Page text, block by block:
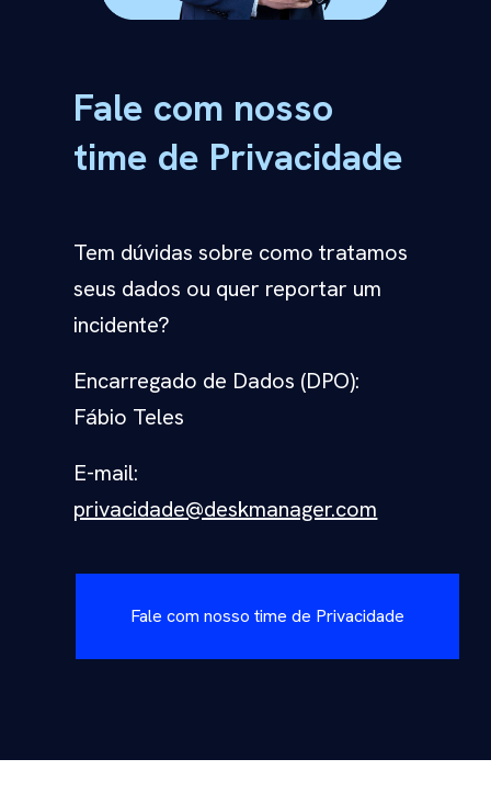
Fale com nosso
time de Privacidade
Tem dúvidas sobre como tratamos
seus dados ou quer reportar um
incidente?
Encarregado de Dados (DPO):
Fábio Teles
E-mail:
privacidade@deskmanager.com
Fale com nosso time de Privacidade